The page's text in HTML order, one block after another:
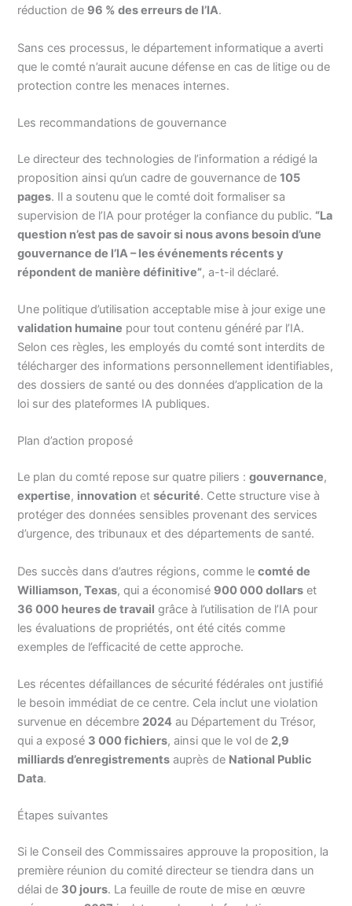
réduction de 96 % des erreurs de l’IA.
Sans ces processus, le département informatique a averti
que le comté n’aurait aucune défense en cas de litige ou de
protection contre les menaces internes.
Les recommandations de gouvernance
Le directeur des technologies de l’information a rédigé la
proposition ainsi qu’un cadre de gouvernance de105
pages. Il a soutenu que le comté doit formaliser sa
supervision de l’IA pour protéger la confiance du public. “La
question n’est pas de savoir si nous avons besoin d’une
gouvernance de l’IA – les événements récents y
répondent de manière définitive”, a-t-il déclaré.
Une politique d’utilisation acceptable mise à jour exige une
validation humaine pour tout contenu généré par l’IA.
Selon ces règles, les employés du comté sont interdits de
télécharger des informations personnellement identifiables,
des dossiers de santé ou des données d’application de la
loi sur des plateformes IA publiques.
Plan d’action proposé
Le plan du comté repose sur quatre piliers :gouvernance,
expertise, innovation etsécurité. Cette structure vise à
protéger des données sensibles provenant des services
d’urgence, des tribunaux et des départements de santé.
Des succès dans d’autres régions, comme lecomté de
Williamson, Texas, qui a économisé 900 000 dollars et
36 000 heures de travail grâce à l’utilisation de l’IA pour
les évaluations de propriétés, ont été cités comme
exemples de l’efficacité de cette approche.
Les récentes défaillances de sécurité fédérales ont justifié
le besoin immédiat de ce centre. Cela inclut une violation
survenue en décembre 2024 au Département du Trésor,
qui a exposé 3 000 fichiers, ainsi que le vol de 2,9
milliards d’enregistrements auprès de National Public
Data.
Étapes suivantes
Si le Conseil des Commissaires approuve la proposition, la
première réunion du comité directeur se tiendra dans un
délai de 30 jours. La feuille de route de mise en œuvre